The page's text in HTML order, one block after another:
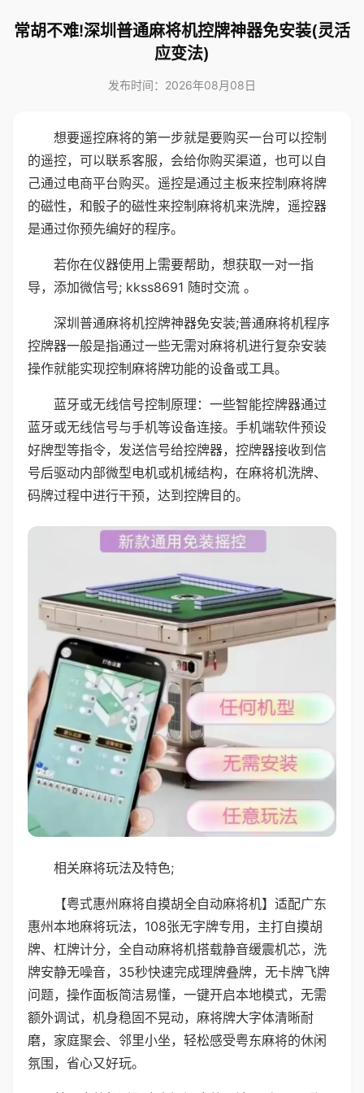
常胡不难!深圳普通麻将机控牌神器免安装(灵活
应变法)
发布时间：2026年08月08日
想要遥控麻将的第一步就是要购买一台可以控制
的遥控，可以联系客服，会给你购买渠道，也可以自
己通过电商平台购买。遥控是通过主板来控制麻将牌
的磁性，和骰子的磁性来控制麻将机来洗牌，遥控器
是通过你预先编好的程序。
若你在仪器使用上需要帮助，想获取一对一指
导，添加微信号; kkss8691 随时交流 。
深圳普通麻将机控牌神器免安装;普通麻将机程序
控牌器一般是指通过一些无需对麻将机进行复杂安装
操作就能实现控制麻将牌功能的设备或工具。
蓝牙或无线信号控制原理：一些智能控牌器通过
蓝牙或无线信号与手机等设备连接。手机端软件预设
好牌型等指令，发送信号给控牌器，控牌器接收到信
号后驱动内部微型电机或机械结构，在麻将机洗牌、
码牌过程中进行干预，达到控牌目的。
相关麻将玩法及特色;
【粤式惠州麻将自摸胡全自动麻将机】适配广东
惠州本地麻将玩法，108张无字牌专用，主打自摸胡
牌、杠牌计分，全自动麻将机搭载静音缓震机芯，洗
牌安静无噪音，35秒快速完成理牌叠牌，无卡牌飞牌
问题，操作面板简洁易懂，一键开启本地模式，无需
额外调试，机身稳固不晃动，麻将牌大字体清晰耐
磨，家庭聚会、邻里小坐，轻松感受粤东麻将的休闲
氛围，省心又好玩。